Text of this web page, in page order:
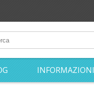
INFORMAZIONI